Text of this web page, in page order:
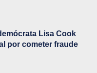
Lisa Cook
por cometer fraude